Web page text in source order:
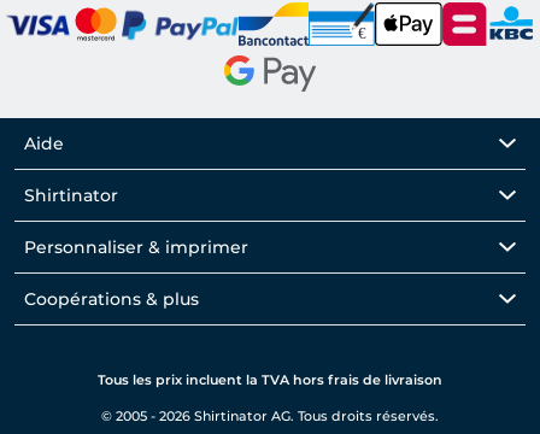
Aide
Shirtinator
Personnaliser & imprimer
Coopérations & plus
Tous les prix incluent la TVA hors frais de livraison
© 2005 - 2026 Shirtinator AG. Tous droits réservés.